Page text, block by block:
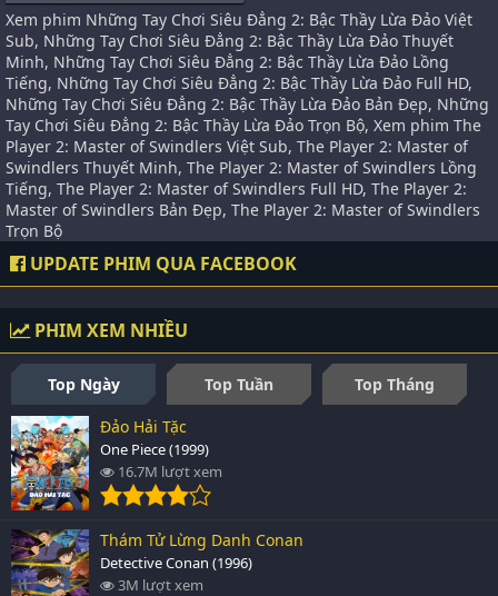
Xem phim Những Tay Chơi Siêu Đẳng 2: Bậc Thầy Lừa Đảo Việt
Sub, Những Tay Chơi Siêu Đẳng 2: Bậc Thầy Lừa Đảo Thuyết
Minh, Những Tay Chơi Siêu Đẳng 2: Bậc Thầy Lừa Đảo Lồng
Tiếng, Những Tay Chơi Siêu Đẳng 2: Bậc Thầy Lừa Đảo Full HD,
Những Tay Chơi Siêu Đẳng 2: Bậc Thầy Lừa Đảo Bản Đẹp, Những
Tay Chơi Siêu Đẳng 2: Bậc Thầy Lừa Đảo Trọn Bộ, Xem phim The
Player 2: Master of Swindlers Việt Sub, The Player 2: Master of
Swindlers Thuyết Minh, The Player 2: Master of Swindlers Lồng
Tiếng, The Player 2: Master of Swindlers Full HD, The Player 2:
Master of Swindlers Bản Đẹp, The Player 2: Master of Swindlers
Trọn Bộ
UPDATE PHIM QUA FACEBOOK
PHIM XEM NHIỀU
Top Ngày Top Tuần
Top Tháng
Đảo Hải Tặc
One Piece (1999)
16.7M lượt xem
Thám Tử Lừng Danh Conan
Detective Conan (1996)
3M lượt xem